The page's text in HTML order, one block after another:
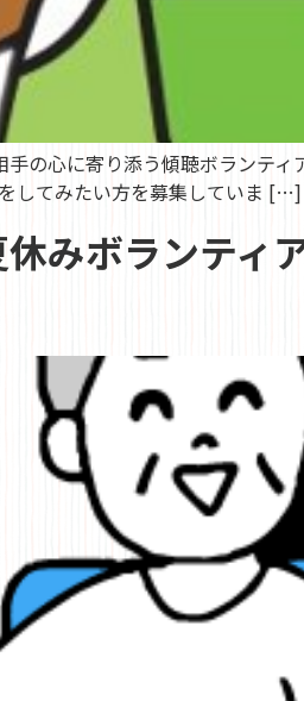
の心に寄り添う傾聴ボランテ
してみたい方を募集していま […]
休みボランテ